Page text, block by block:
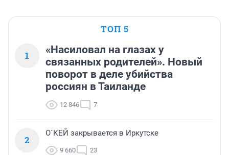
ТОП 5
1
«Насиловал на глазах у
связанных родителей». Новый
поворот в деле убийства
россиян в Таиланде
12 846 7
2
О`КЕЙ закрывается в Иркутске
9 660 23